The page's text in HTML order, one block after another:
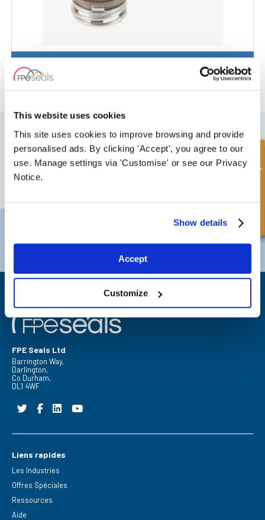
This website uses cookies
This site uses cookies to improve browsing and provide
personalised ads. By clicking 'Accept', you agree to our
use. Manage settings via 'Customise' or see our Privacy
Notice.
Show details
Accept
Customize
Joint d'étanchéité pour pompe IMO® - IM-G-22
S'INSCRIRE À NOTRE BULLETIN
N'oubliez pas de vous abonner à notre newsletter pour recevoir des
détails sur nos dernières offres spéciales et nos nouveaux produits.
sales@fpeseals.com
Doncaster
+44 (0)
FPE Seals Ltd
Barrington Way,
Darlington,
Co Durham,
DL1 4WF
Liens rapides
Les Industries
Offres Spéciales
Ressources
Aide
Demande rapide